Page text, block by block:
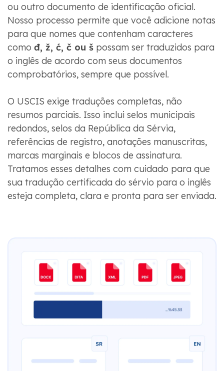
ou outro documento de identificação oficial.
Nosso processo permite que você adicione notas
para que nomes que contenham caracteres
como đ, ž, ć, č ou špossam ser traduzidos para
o inglês de acordo com seus documentos
comprobatórios, sempre que possível.
O USCIS exige traduções completas, não
resumos parciais. Isso inclui selos municipais
redondos, selos da República da Sérvia,
referências de registro, anotações manuscritas,
marcas marginais e blocos de assinatura.
Tratamos esses detalhes com cuidado para que
sua tradução certificada do sérvio para o inglês
esteja completa, clara e pronta para ser enviada.